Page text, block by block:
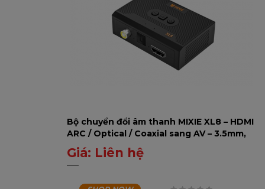
Bộ chuyển đổi âm thanh MIXIE XL8 – HDMI
ARC / Optical / Coaxial sang AV – 3.5mm,
hỗ trợ Bluetooth & USB
Giá: Liên hệ
0₫